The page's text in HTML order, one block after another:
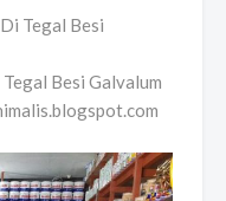
Besi Galvalum